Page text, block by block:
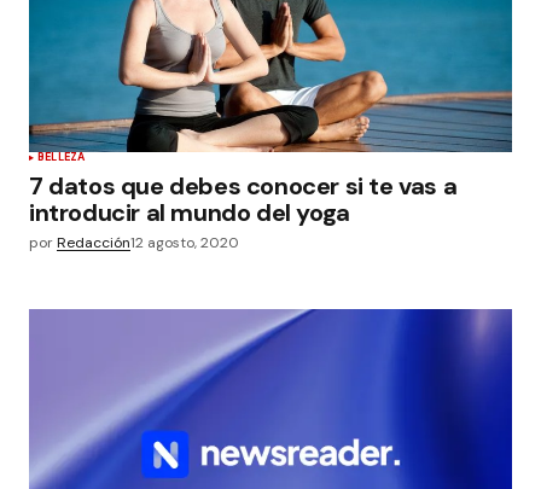
BELLEZA
7 datos que debes conocer si te vas a
introducir al mundo del yoga
porRedacción12 agosto, 2020